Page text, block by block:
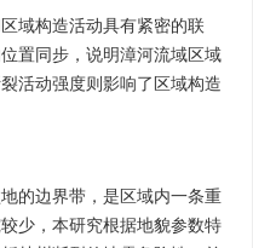
域构造活动具有紧密的联
置同步，说明漳河流域区域
活动强度则影响了区域构造
的边界带，是区域内一条重
少，本研究根据地貌参数特